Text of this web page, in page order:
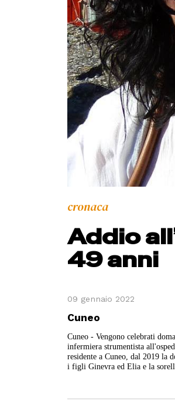
cronaca
Addio
49 anni
09 gennaio 2022
Cuneo
Cuneo - Vengono celebrati
infermiera strumentista
residente a Cuneo, dal 2019 la
i figli Ginevra ed Elia e la